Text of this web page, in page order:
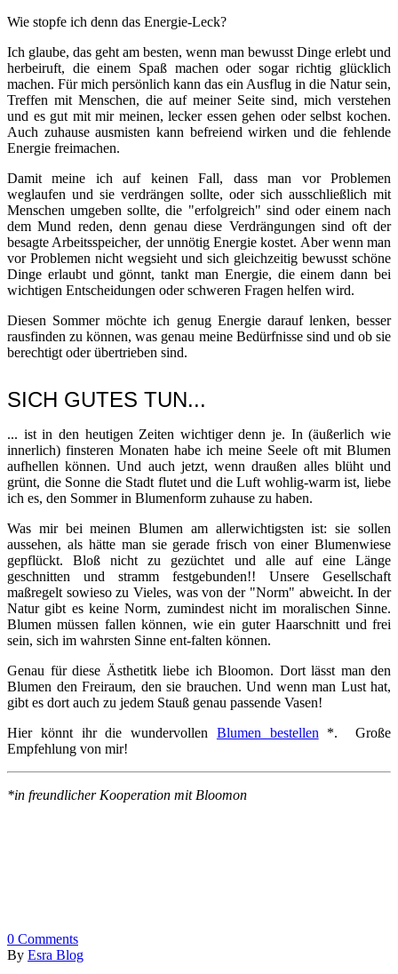
Wie stopfe ich denn das Energie-Leck?
Ich glaube, das geht am besten, wenn man bewusst Dinge erlebt und
herbeiruft, die einem Spaß machen oder sogar richtig glücklich
machen. Für mich persönlich kann das ein Ausflug in die Natur sein,
Treffen mit Menschen, die auf meiner Seite sind, mich verstehen
und es gut mit mir meinen, lecker essen gehen oder selbst kochen.
Auch zuhause ausmisten kann befreiend wirken und die fehlende
Energie freimachen.
Damit meine ich auf keinen Fall, dass man vor Problemen
weglaufen und sie verdrängen sollte, oder sich ausschließlich mit
Menschen umgeben sollte, die "erfolgreich" sind oder einem nach
dem Mund reden, denn genau diese Verdrängungen sind oft der
besagte Arbeitsspeicher, der unnötig Energie kostet. Aber wenn man
vor Problemen nicht wegsieht und sich gleichzeitig bewusst schöne
Dinge erlaubt und gönnt, tankt man Energie, die einem dann bei
wichtigen Entscheidungen oder schweren Fragen helfen wird.
Diesen Sommer möchte ich genug Energie darauf lenken, besser
rausfinden zu können, was genau meine Bedürfnisse sind und ob sie
berechtigt oder übertrieben sind.
SICH GUTES TUN...
... ist in den heutigen Zeiten wichtiger denn je. In (äußerlich wie
innerlich) finsteren Monaten habe ich meine Seele oft mit Blumen
aufhellen können. Und auch jetzt, wenn draußen alles blüht und
grünt, die Sonne die Stadt flutet und die Luft wohlig-warm ist, liebe
ich es, den Sommer in Blumenform zuhause zu haben.
Was mir bei meinen Blumen am allerwichtigsten ist: sie sollen
aussehen, als hätte man sie gerade frisch von einer Blumenwiese
gepflückt. Bloß nicht zu gezüchtet und alle auf eine Länge
geschnitten und stramm festgebunden!! Unsere Gesellschaft
maßregelt sowieso zu Vieles, was von der "Norm" abweicht. In der
Natur gibt es keine Norm, zumindest nicht im moralischen Sinne.
Blumen müssen fallen können, wie ein guter Haarschnitt und frei
sein, sich im wahrsten Sinne ent-falten können.
Genau für diese Ästhetitk liebe ich Bloomon. Dort lässt man den
Blumen den Freiraum, den sie brauchen. Und wenn man Lust hat,
gibt es dort auch zu jedem Stauß genau passende Vasen!
Hier könnt ihr die wundervollen Blumen bestellen *. Große
Empfehlung von mir!
*in freundlicher Kooperation mit Bloomon
0 Comments
By Esra Blog